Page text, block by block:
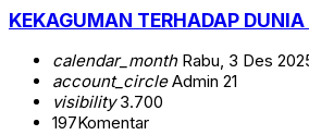
KEKAGUMAN TERHADAP
calendar_monthRabu, 3 Des
account_circleAdmin 21
visibility3.700
197Komentar